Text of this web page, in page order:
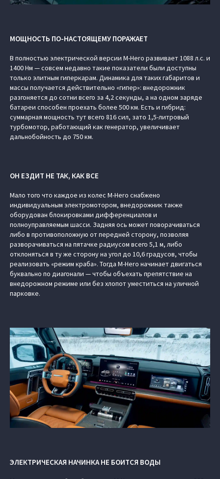
МОЩНОСТЬ ПО-НАСТОЯЩЕМУ ПОРАЖАЕТ
В полностью электрической версии M-Hero развивает 1088 л.с. и
1400 Нм — совсем недавно такие показатели были доступны
только элитным гиперкарам. Динамика для таких габаритов и
массы получается действительно «гипер»: внедорожник
разгоняется до сотни всего за 4,2 секунды, а на одном заряде
батареи способен проехать более 500 км. Есть и гибрид:
суммарная мощность тут всего 816 сил, зато 1,5-литровый
турбомотор, работающий как генератор, увеличивает
дальнобойность до 750 км.
ОН ЕЗДИТ НЕ ТАК, КАК ВСЕ
Мало того что каждое из колес M-Hero снабжено
индивидуальным электромотором, внедорожник также
оборудован блокировками дифференциалов и
полноуправляемым шасси. Задняя ось может поворачиваться
либо в противоположную от передней сторону, позволяя
разворачиваться на пятачке радиусом всего 5,1 м, либо
отклоняться в ту же сторону на угол до 10,6 градусов, чтобы
реализовать «режим краба». Тогда M-Hero начинает двигаться
буквально по диагонали — чтобы объехать препятствие на
внедорожном режиме или без хлопот уместиться на уличной
парковке.
ЭЛЕКТРИЧЕСКАЯ НАЧИНКА НЕ БОИТСЯ ВОДЫ